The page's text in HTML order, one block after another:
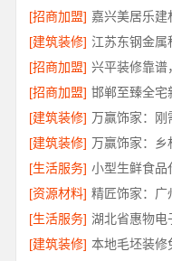
[招商加盟]
[建筑装修]
[招商加盟] 兴平装修靠谱
[招商加盟]
[建筑装修]
[建筑装修]
[生活服务]
[资源材料] 精匠饰家：广
[生活服务]
[建筑装修]